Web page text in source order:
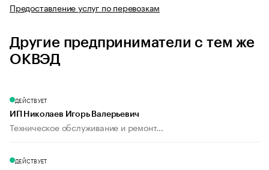
Предоставление услуг по перевозкам
Другие предприниматели с тем же
ОКВЭД
ДЕЙСТВУЕТ
ИП Николаев Игорь Валерьевич
Техническое обслуживание и ремонт...
ДЕЙСТВУЕТ